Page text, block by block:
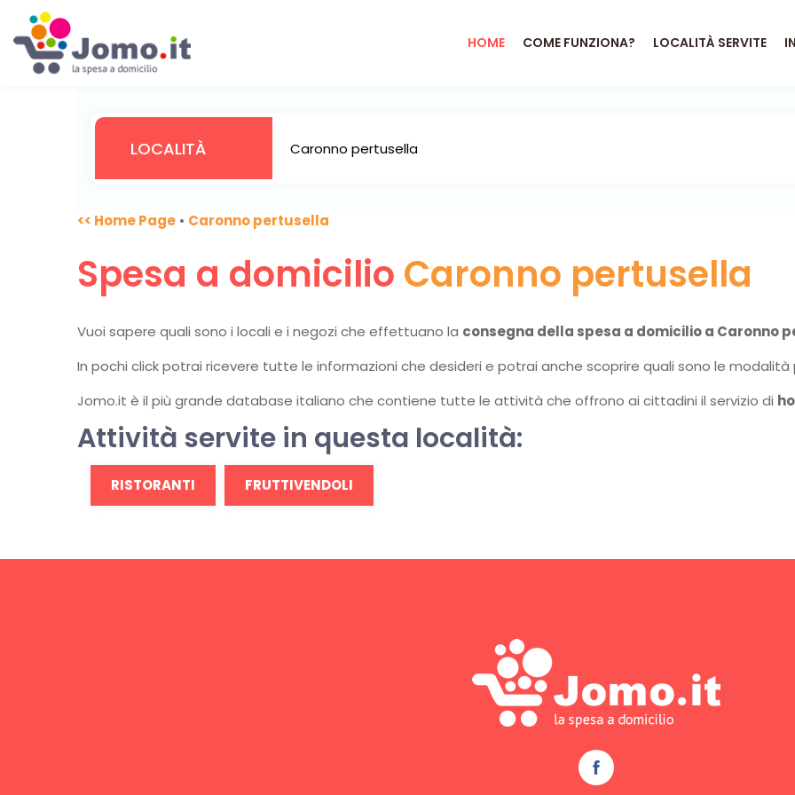
HOME COME FUNZIONA? LOCALITÀ SERVITE
<< Home Page • Caronno pertusella
Spesa a domicilio Caronno pertusella
Vuoi sapere quali sono i locali e i negozi che effettuano la consegna della spesa a domicilio a Caronno
In pochi click potrai ricevere tutte le informazioni che desideri e potrai anche scoprire quali sono le
Jomo.it è il più grande database italiano che contiene tutte le attività che offrono ai cittadini il servizio di
Attività servite in questa località:
RISTORANTI FRUTTIVENDOLI